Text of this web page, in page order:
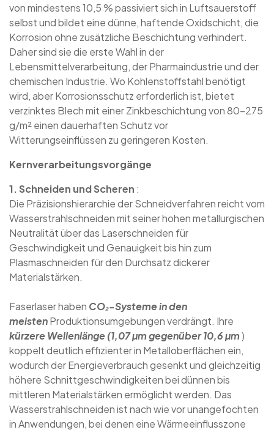
von mindestens 10,5 % passiviert sich in Luftsauerstoff
selbst und bildet eine dünne, haftende Oxidschicht, die
Korrosion ohne zusätzliche Beschichtung verhindert.
Daher sind sie die erste Wahl in der
Lebensmittelverarbeitung, der Pharmaindustrie und der
chemischen Industrie. Wo Kohlenstoffstahl benötigt
wird, aber Korrosionsschutz erforderlich ist, bietet
verzinktes Blech mit einer Zinkbeschichtung von 80–275
g/m² einen dauerhaften Schutz vor
Witterungseinflüssen zu geringeren Kosten.
Kernverarbeitungsvorgänge
1. Schneiden und Scheren :
Die Präzisionshierarchie der Schneidverfahren reicht vom
Wasserstrahlschneiden mit seiner hohen metallurgischen
Neutralität über das Laserschneiden für
Geschwindigkeit und Genauigkeit bis hin zum
Plasmaschneiden für den Durchsatz dickerer
Materialstärken.
Faserlaser haben CO₂-Systeme in den
meistenProduktionsumgebungen verdrängt. Ihre
kürzere Wellenlänge (1,07 µm gegenüber 10,6 µm)
koppelt deutlich effizienter in Metalloberflächen ein,
wodurch der Energieverbrauch gesenkt und gleichzeitig
höhere Schnittgeschwindigkeiten bei dünnen bis
mittleren Materialstärken ermöglicht werden. Das
Wasserstrahlschneiden ist nach wie vor unangefochten
in Anwendungen, bei denen eine Wärmeeinflusszone